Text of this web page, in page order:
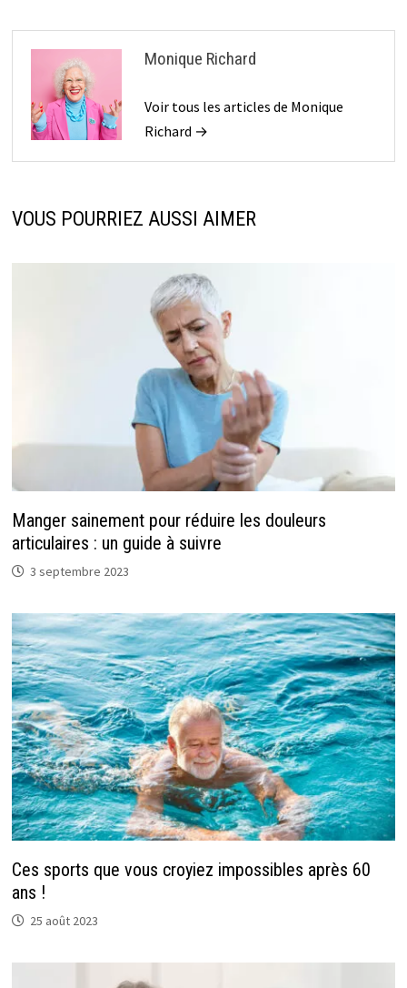
Monique Richard
Voir tous les articles de Monique
Richard →
VOUS POURRIEZ AUSSI AIMER
Manger sainement pour réduire les douleurs
articulaires : un guide à suivre
3 septembre 2023
Ces sports que vous croyiez impossibles après 60
ans !
25 août 2023